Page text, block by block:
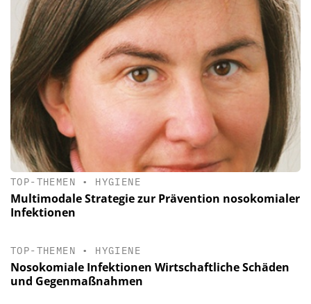
TOP-THEMEN • HYGIENE
Multimodale Strategie zur Prävention nosokomialer
Infektionen
TOP-THEMEN • HYGIENE
Nosokomiale Infektionen Wirtschaftliche Schäden
und Gegenmaßnahmen